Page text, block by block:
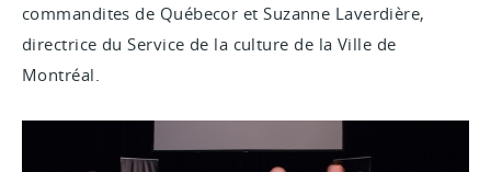
commandites de Québecor et Suzanne Laverdière,
directrice du Service de la culture de la Ville de
Montréal.